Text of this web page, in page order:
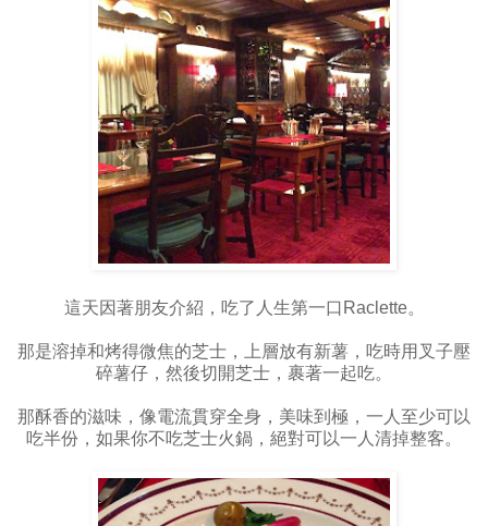
這天因著朋友介紹，吃了人生第一口Raclette。
那是溶掉和烤得微焦的芝士，上層放有新薯，吃時用叉子壓
碎薯仔，然後切開芝士，裹著一起吃。
那酥香的滋味，像電流貫穿全身，美味到極，一人至少可以
吃半份，如果你不吃芝士火鍋，絕對可以一人清掉整客。